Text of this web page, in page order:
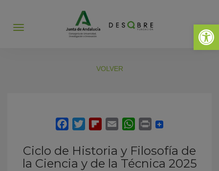
Abrir
Abrir
VOLVER
Ciclo de Historia y Filosofía de
la Ciencia y de la Técnica 2025